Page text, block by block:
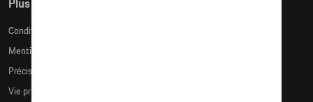
Plus d'informations
Conditions de vente
Mentions légales
Précision des tailles
Vie privée